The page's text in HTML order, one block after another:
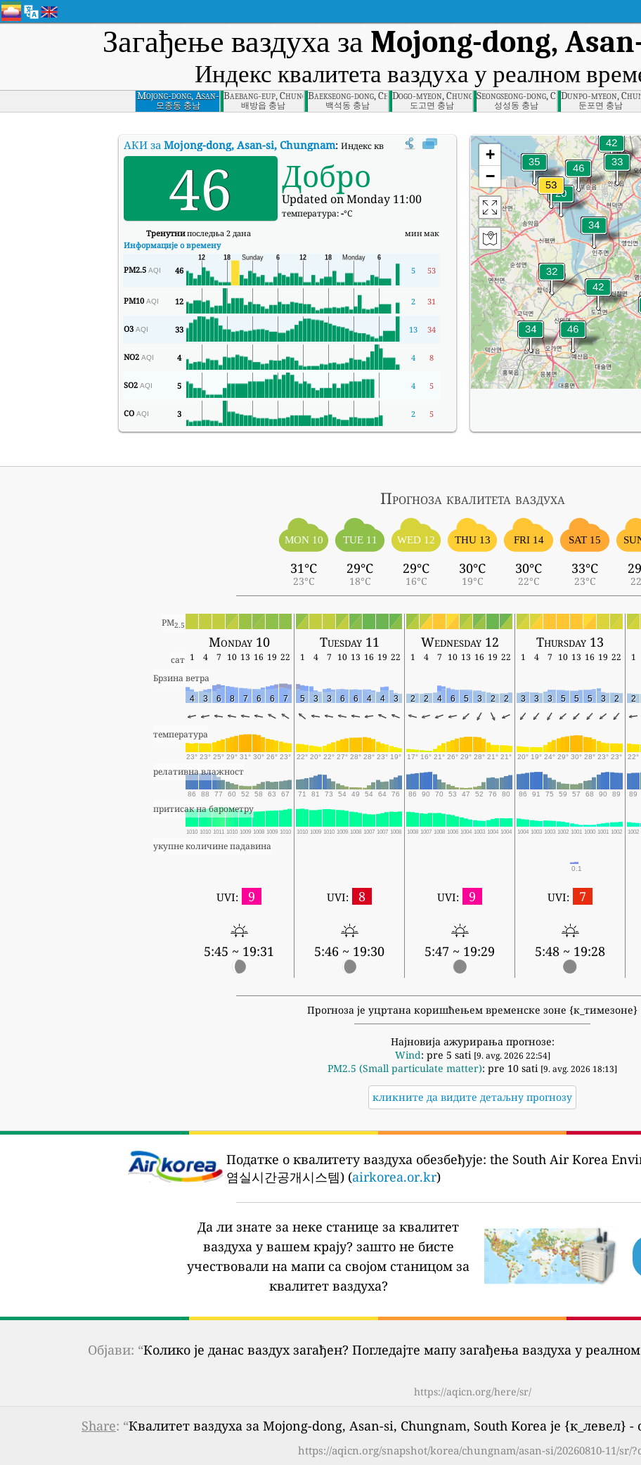
Загађење ваздуха за Mojong-dong,
Индекс квалитета ваздуха у реалном
Mojong-dong, Asan-
si, Chungnam
모종동 충남
Baebang-eup, Chungnam
배방읍 충남
Baekseong-dong, Cheonan-si, Chungnam
백석동 충남
Dogo-myeon, Chungnam
도고면 충남
Seongseong-dong, Chungnam
성성동 충남
Dunpo-myeon,
둔포면 충남
АКИ за Mojong-dong, Asan-si, Chungnam: Индекс квалитета ваздуха (АКИ) компаније Mojong-dong, Asan-si,
46 Добро
Updated on Monday 11:00
температура:-°C
Тренутнипоследња 2 дана минмак
Информације о времену
PM2.5 AQI 46 5 53
PM10 AQI 12 2 31
O3 AQI 33 13 34
NO2 AQI 4 4 8
SO2 AQI 5 4 5
CO AQI 3 2 5
+
−
Прогноза квалитета ваздуха
MON 10
31°C
23°C
TUE 11
29°C
18°C
WED 12
29°C
16°C
THU 13
30°C
19°C
FRI 14
30°C
22°C
SAT 15
33°C
23°C
PM2.5
Monday 10 Tuesday 11 Wednesday 12 Thursday 13
сат 1 4 7 10 13 16 19 22 1 4 7 10 13 16 19 22 1 4 7 10 13 16 19 22 1 4 7 10 13 16 19 22 1
Брзина ветра
4 3 6 8 7 6 6 7 5 3 3 6 6 4 4 3 2 2 4 6 5 3 2 2 3 3 3 5 5 5 3 2 2
температура
23° 23° 25° 29° 31° 30° 26° 23° 22° 20° 22° 27° 28° 28° 23° 19° 17° 16° 21° 26° 29° 28° 21° 21° 20° 19° 24° 29° 30° 28° 23° 23° 22°
релативна влажност
86 88 77 60 52 58 63 67 71 81 73 54 49 54 64 76 86 90 70 53 47 52 76 80 86 91 75 59 57 68 90 89 89
притисак на барометру
1010 1010 1011 1010 1009 1008 1009 1010 1010 1009 1010 1009 1008 1007 1007 1008 1008 1007 1008 1006 1004 1003 1004 1004 1004 1003 1003 1002 1001 1000 1001 1002 1002
укупне количине падавина
0.1
UVI: 9
5:45 ~ 19:31
UVI: 8
5:46 ~ 19:30
UVI: 9
5:47 ~ 19:29
UVI: 7
5:48 ~ 19:28
Прогноза је уцртана коришћењем временске зоне {к_тимезоне}
Најновија ажурирања прогнозе:
Wind: pre 5 sati [9. avg. 2026 22:54]
PM2.5 (Small particulate matter): pre 10 sati [9. avg. 2026 18:13]
кликните да видите детаљну прогнозу
Податке о квалитету ваздуха обезбеђује: the South Air Korea
염실시간공개시스템) (airkorea.or.kr)
Да ли знате за неке станице за квалитет
ваздуха у вашем крају? зашто не бисте
учествовали на мапи са својом станицом за
квалитет ваздуха?
Објави: “Колико је данас ваздух загађен? Погледајте мапу загађења ваздуха у
https://aqicn.org/here/sr/
Share: “Квалитет ваздуха за Mojong-dong, Asan-si, Chungnam, South Korea је {к_левел}
https://aqicn.org/snapshot/korea/chungnam/asan-si/20260810-11/sr/